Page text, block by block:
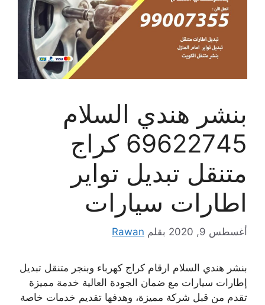
بنشر هندي السلام
69622745 كراج
متنقل تبديل تواير
اطارات سيارات
أغسطس 9, 2020 بقلم Rawan
بنشر هندي السلام ارقام كراج كهرباء وبنجر متنقل تبديل
إطارات سيارات مع ضمان الجودة العالية خدمة مميزة
تقدم من قبل شركة مميزة، وهدفها تقديم خدمات خاصة